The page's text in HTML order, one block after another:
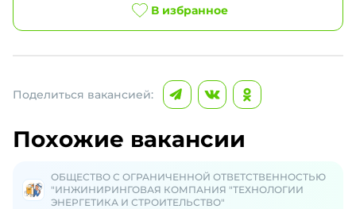
В избранное
Поделиться вакансией:
Похожие вакансии
ОБЩЕСТВО С ОГРАНИЧЕННОЙ ОТВЕТСТВЕННОСТЬЮ
"ИНЖИНИРИНГОВАЯ КОМПАНИЯ "ТЕХНОЛОГИИ
ЭНЕРГЕТИКА И СТРОИТЕЛЬСТВО"